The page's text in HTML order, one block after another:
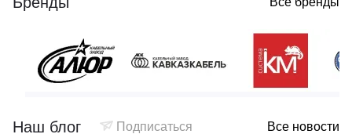
Наш блог Подписаться Все новости